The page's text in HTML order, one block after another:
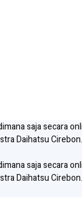
saja secara
Daihatsu Cirebon.
saja secara
Daihatsu Cirebon.